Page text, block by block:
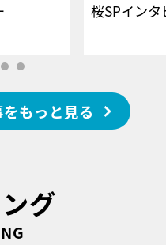
ュー
桜SPイ
もっと見る
グ